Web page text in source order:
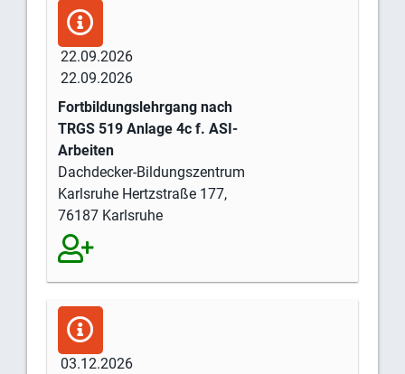
22.09.2026
22.09.2026
Fortbildungslehrgang nach
TRGS 519 Anlage 4c f. ASI-
Arbeiten
Dachdecker-Bildungszentrum
Karlsruhe Hertzstraße 177,
76187 Karlsruhe
03.12.2026